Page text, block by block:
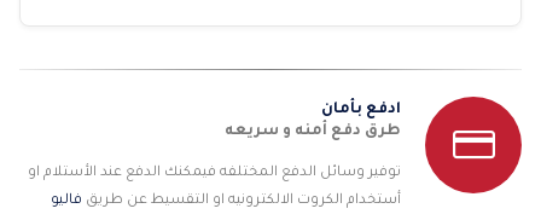
ادفع بأمان
طرق دفع أمنه و سريعه
توفير وسائل الدفع المختلفه فيمكنك الدفع عند الأستلام او
أستخدام الكروت الالكترونيه او التقسيط عن طريق فاليو